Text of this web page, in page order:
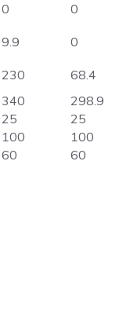
0 0
9.9 0
230 68.4
340 298.9
25 25
100 100
60 60